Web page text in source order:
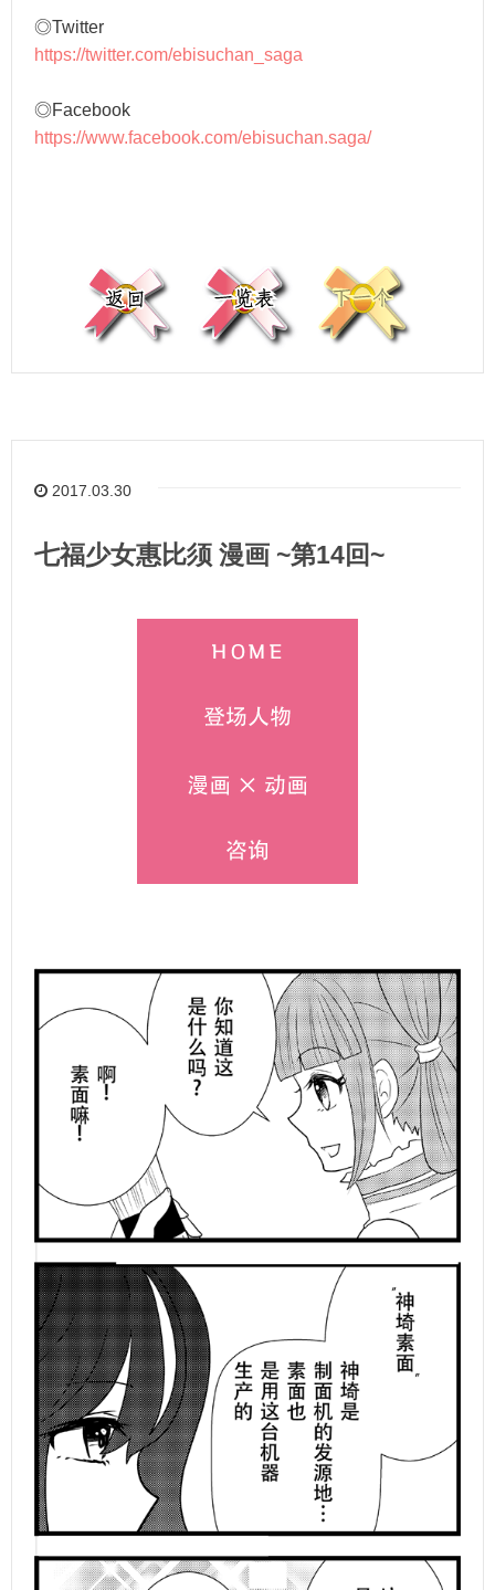
◎Twitter
https://twitter.com/ebisuchan_saga
◎Facebook
https://www.facebook.com/ebisuchan.saga/
2017.03.30
七福少女惠比须 漫画 ~第14回~